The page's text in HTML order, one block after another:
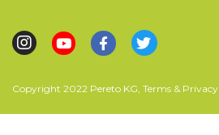
Copyright 2022 Pereto KG, Terms & Privacy